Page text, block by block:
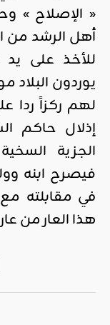
« الإصلاح »
أهل الرشد من
للأخذ على يد
يوردون
لهم ركزاً ردا
إذلال حاكم
الجزية
فيصرح ابنه
في مقابلته
هذا العار من